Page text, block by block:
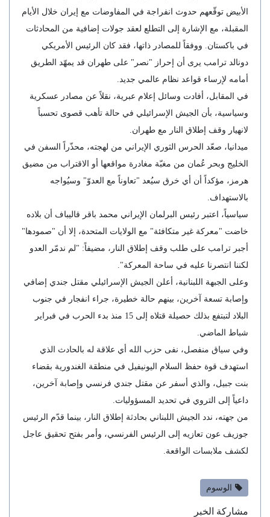
الأبيض توقّعهم حدوث انفراجة في المفاوضات مع إيران خلال الأيام
المقبلة، مع الإشارة إلى التطلع لعقد جولات إضافية من المحادثات
في باكستان. ووفقاً للمصادر ذاتها، فقد كان الرئيس الأمريكي
دونالد ترامب يرى أن إحراز "نصر" على طهران قد يمهّد الطريق
أمامه لإرساء قواعد نظام عالمي جديد.
في المقابل، أفادت وسائل إعلام عبرية، نقلاً عن مصادر عسكرية
وسياسية، بأن الجيش الإسرائيلي في حالة تأهب قصوى تحسباً
لانهيار وقف إطلاق النار مع طهران.
ميدانيا، صعّد الحرس الثوري الإيراني من لهجته، محذّراً السفن في
الخليج وبحر عُمان من مغبّة مغادرة مواقعها أو الاقتراب من مضيق
هرمز، مؤكداً أن أي خرق سيُعد "تعاوناً مع العدوّ" وسيُواجه
بالاستهداف.
سياسياً، اعتبر رئيس البرلمان الإيراني محمد باقر قاليباف أن بلاده
خاضت "معركة غير متكافئة" مع الولايات المتحدة، إلا أن "صمودها"
أجبر ترامب على طلب وقف إطلاق النار، مضيفاً: "لم ندمّر العدو
لكننا انتصرنا عليه في ساحة المعركة".
وعلى الجبهة اللبنانية، أعلن الجيش الإسرائيلي مقتل جندي إضافي
وإصابة تسعة آخرين، بينهم حالة خطيرة، جراء انفجار في جنوب
البلاد لتبتفع بذلك حصيلة قتلاه إلى 15 منذ بدء الحرب في فبراير
شباط الماضي.
وفي سياق منفصل، نفى حزب الله أي علاقة له بالحادث الذي
استهدف قوة حفظ السلام اليونيفيل في منطقة الغندورية بقضاء
بنت جبيل، والذي أسفر عن مقتل جندي فرنسي وإصابة آخرين،
داعياً إلى التروي في تحديد المسؤوليات.
من جهته، ندد الجيش اللبناني بحادثة إطلاق النار، بينما قدّم الرئيس
جوزيف عون تعازيه إلى الرئيس الفرنسي، وأمر بفتح تحقيق عاجل
لكشف ملابسات الواقعة.
الوسوم
مشاركة الخبر